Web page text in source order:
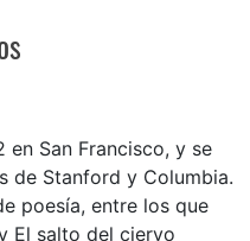
en San Francisco, y se
de Stanford y Columbia.
poesía, entre los que
El salto del ciervo